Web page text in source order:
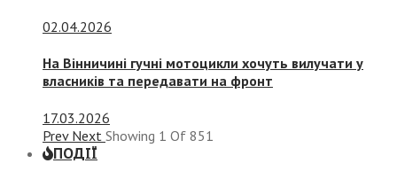
02.04.2026
На Вінничині гучні мотоцикли хочуть вилучати у
власників та передавати на фронт
17.03.2026
Prev Next Showing 1 Of 851
ПОДІЇ